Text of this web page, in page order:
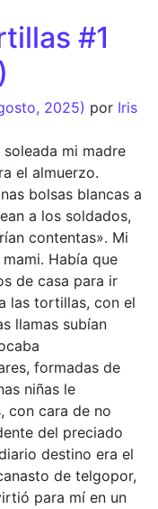
#1
2025) por Iris
mi madre
el almuerzo.
bolsas blancas a
a los soldados,
contentas». Mi
Había que
de casa para ir
las tortillas, con el
llamas subían
formadas de
niñas le
con cara de no
del preciado
destino era el
de telgopor,
para mí en un